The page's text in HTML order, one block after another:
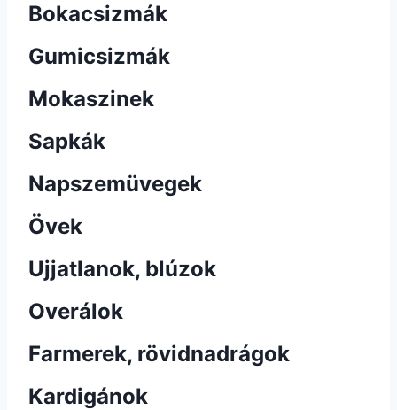
Bokacsizmák
Gumicsizmák
Mokaszinek
Sapkák
Napszemüvegek
Övek
Ujjatlanok, blúzok
Overálok
Farmerek, rövidnadrágok
Kardigánok